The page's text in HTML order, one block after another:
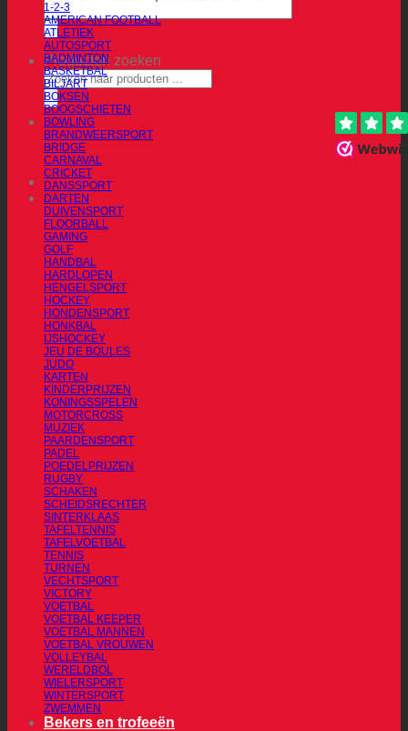
Producten zoeken
1-2-3
AMERICAN FOOTBALL
ATLETIEK
AUTOSPORT
BADMINTON
BASKETBAL
BILJART
BOKSEN
BOOGSCHIETEN
BOWLING
BRANDWEERSPORT
BRIDGE
CARNAVAL
CRICKET
DANSSPORT
DARTEN
DUIVENSPORT
FLOORBALL
GAMING
GOLF
HANDBAL
HARDLOPEN
HENGELSPORT
HOCKEY
HONDENSPORT
HONKBAL
IJSHOCKEY
JEU DE BOULES
JUDO
KARTEN
KINDERPRIJZEN
KONINGSSPELEN
MOTORCROSS
MUZIEK
PAARDENSPORT
PADEL
POEDELPRIJZEN
RUGBY
SCHAKEN
SCHEIDSRECHTER
SINTERKLAAS
TAFELTENNIS
TAFELVOETBAL
TENNIS
TURNEN
VECHTSPORT
VICTORY
VOETBAL
VOETBAL KEEPER
VOETBAL MANNEN
VOETBAL VROUWEN
VOLLEYBAL
WERELDBOL
WIELERSPORT
WINTERSPORT
ZWEMMEN
Bekers en trofeeën